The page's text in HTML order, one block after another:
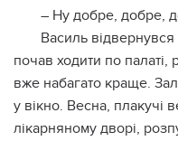
– Ну добре, добре,
Василь
почав ходити по
вже набагато краще.
у вікно. Весна, плакучі
лікарняному дворі,